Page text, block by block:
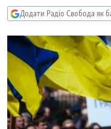
УКРАЇНА
СВІТ
СХЕМИ
КИТАЙ.ВИКЛИКИ
МУЛЬТИМЕДІА
ФОТО
СПЕЦПРОЄКТИ
Додати Радіо Свобода як